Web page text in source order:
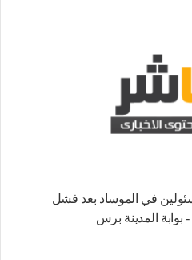
مسئولين في الموساد بعد فشل
بوابة المدينة برس